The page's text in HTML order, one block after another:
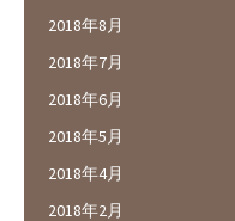
2018年8月
2018年7月
2018年6月
2018年5月
2018年4月
2018年2月